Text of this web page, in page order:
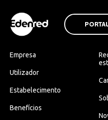
Empresa
Utilizador
Estabelecimento
Benefícios